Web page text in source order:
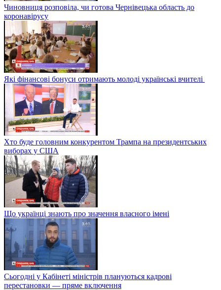
Чиновниця розповіла, чи готова Чернівецька область до
коронавірусу
Які фінансові бонуси отримають молоді українські вчителі
Хто буде головним конкурентом Трампа на президентських
виборах у США
Що українці знають про значення власного імені
Сьогодні у Кабінеті міністрів плануються кадрові
перестановки — пряме включення